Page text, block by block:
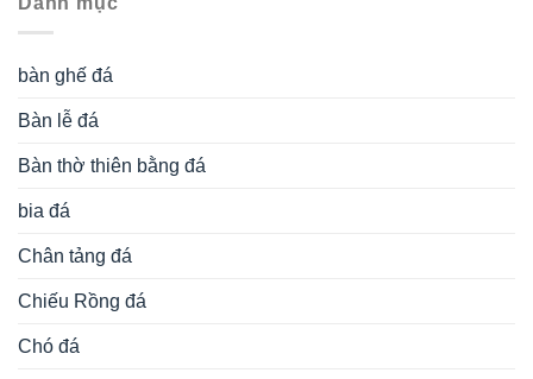
bàn ghế đá
Bàn lễ đá
Bàn thờ thiên bằng đá
bia đá
Chân tảng đá
Chiếu Rồng đá
Chó đá